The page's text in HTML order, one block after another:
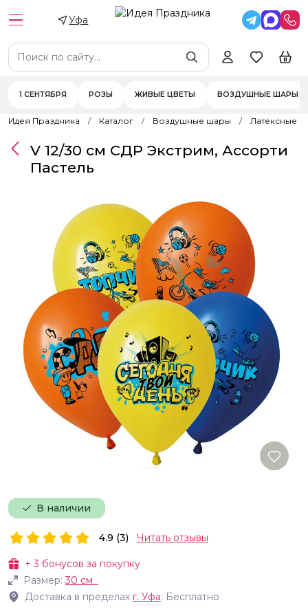
Уфа
1 СЕНТЯБРЯ РОЗЫ ЖИВЫЕ ЦВЕТЫ ВОЗДУШНЫЕ ШАРЫ
Идея Праздника Каталог Воздушные шары Латексные
В наличии
V 12/30 см СДР Экстрим, Ассорти
Пастель
+3 бонусов за покупку
Размер:30 см
Доставка в пределах г. Уфа: Бесплатно
4.9 (3) Читать отзывы